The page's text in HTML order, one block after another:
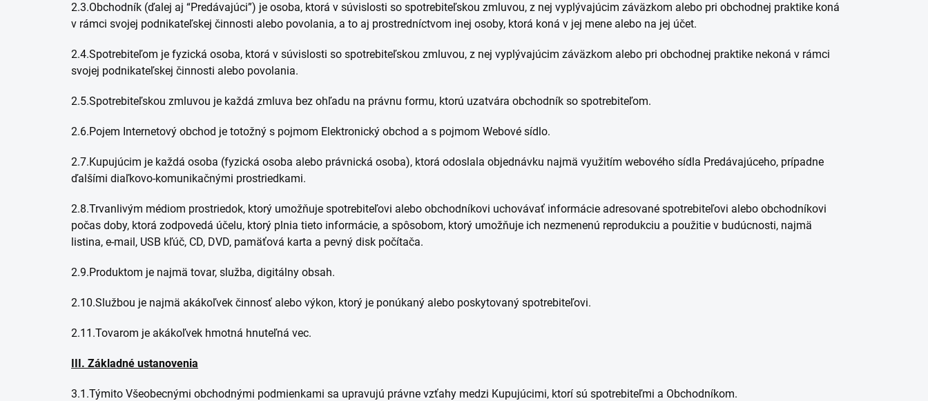
2.3.Obchodník (ďalej aj “Predávajúci”) je osoba, ktorá v súvislosti so spotrebiteľskou zmluvou, z nej vyplývajúcim záväzkom alebo pri obchodnej praktike koná
v rámci svojej podnikateľskej činnosti alebo povolania, a to aj prostredníctvom inej osoby, ktorá koná v jej mene alebo na jej účet.
2.4.Spotrebiteľom je fyzická osoba, ktorá v súvislosti so spotrebiteľskou zmluvou, z nej vyplývajúcim záväzkom alebo pri obchodnej praktike nekoná v rámci
svojej podnikateľskej činnosti alebo povolania.
2.5.Spotrebiteľskou zmluvou je každá zmluva bez ohľadu na právnu formu, ktorú uzatvára obchodník so spotrebiteľom.
2.6.Pojem Internetový obchod je totožný s pojmom Elektronický obchod a s pojmom Webové sídlo.
2.7.Kupujúcim je každá osoba (fyzická osoba alebo právnická osoba), ktorá odoslala objednávku najmä využitím webového sídla Predávajúceho, prípadne
ďalšími diaľkovo-komunikačnými prostriedkami.
2.8.Trvanlivým médiom prostriedok, ktorý umožňuje spotrebiteľovi alebo obchodníkovi uchovávať informácie adresované spotrebiteľovi alebo obchodníkovi
počas doby, ktorá zodpovedá účelu, ktorý plnia tieto informácie, a spôsobom, ktorý umožňuje ich nezmenenú reprodukciu a použitie v budúcnosti, najmä
listina, e-mail, USB kľúč, CD, DVD, pamäťová karta a pevný disk počítača.
2.9.Produktom je najmä tovar, služba, digitálny obsah.
2.10.Službou je najmä akákoľvek činnosť alebo výkon, ktorý je ponúkaný alebo poskytovaný spotrebiteľovi.
2.11.Tovarom je akákoľvek hmotná hnuteľná vec.
III. Základné ustanovenia
3.1.Týmito Všeobecnými obchodnými podmienkami sa upravujú právne vzťahy medzi Kupujúcimi, ktorí sú spotrebiteľmi a Obchodníkom.